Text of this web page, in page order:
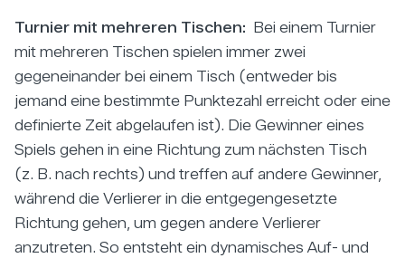
Turnier mit mehreren Tischen: Bei einem Turnier
mit mehreren Tischen spielen immer zwei
gegeneinander bei einem Tisch (entweder bis
jemand eine bestimmte Punktezahl erreicht oder eine
definierte Zeit abgelaufen ist). Die Gewinner eines
Spiels gehen in eine Richtung zum nächsten Tisch
(z. B. nach rechts) und treffen auf andere Gewinner,
während die Verlierer in die entgegengesetzte
Richtung gehen, um gegen andere Verlierer
anzutreten. So entsteht ein dynamisches Auf- und